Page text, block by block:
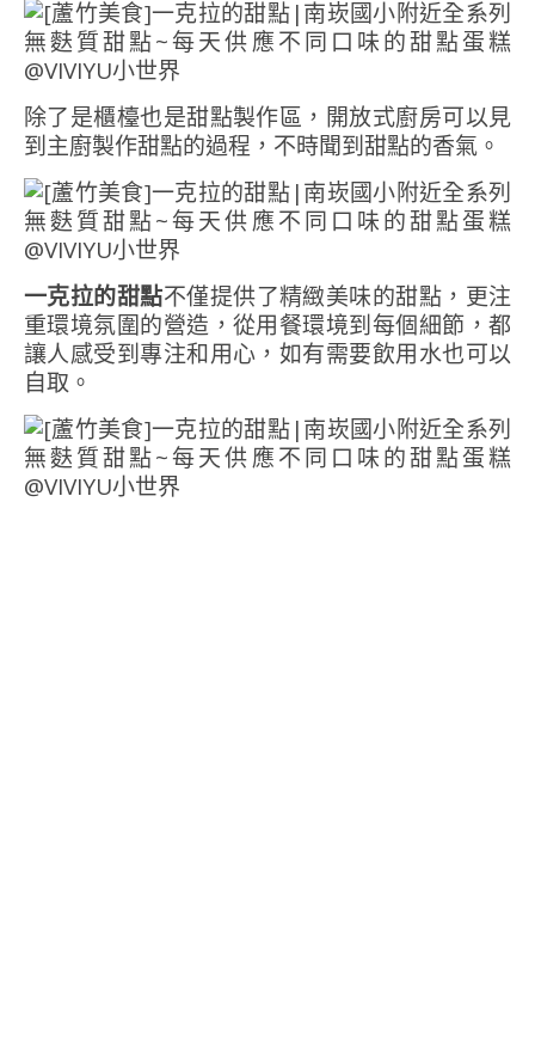
除了是櫃檯也是甜點製作區，開放式廚房可以見
到主廚製作甜點的過程，不時聞到甜點的香氣。
一克拉的甜點不僅提供了精緻美味的甜點，更注
重環境氛圍的營造，從用餐環境到每個細節，都
讓人感受到專注和用心，如有需要飲用水也可以
自取。